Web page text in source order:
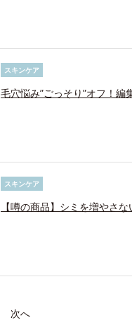
スキンケア
毛穴悩み”ごっそり”オフ！編
スキンケア
【噂の商品】シミを増やさ
次へ